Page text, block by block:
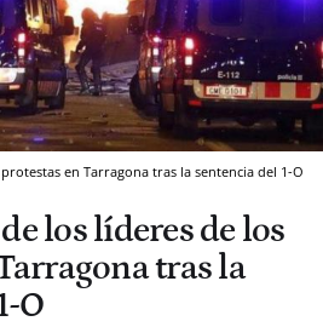
en Tarragona tras la sentencia del 1-O
los líderes de los
tras la
O